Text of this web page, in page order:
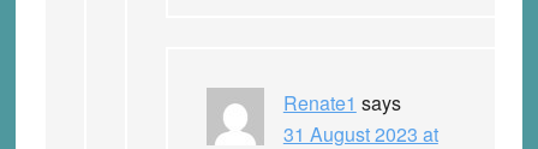
Renate1 says
31 August 2023 at